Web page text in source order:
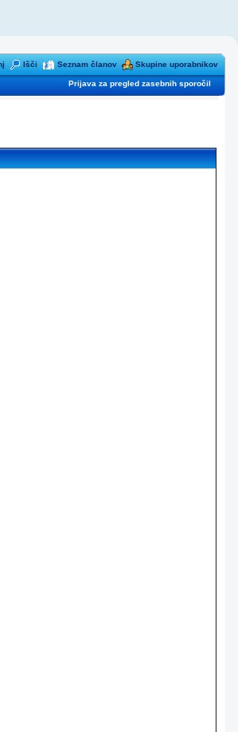
Išči Seznam članov Skupine uporabnikov
Prijava za pregled zasebnih sporočil